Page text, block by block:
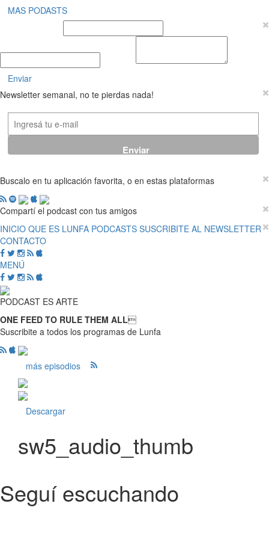
MAS PODASTS
Enviar
Newsletter semanal, no te pierdas nada!
Buscalo en tu aplicación favorita, o en estas plataformas
Compartí el podcast con tus amigos
INICIO QUE ES LUNFA PODCASTS SUSCRIBITE AL NEWSLETTER
CONTACTO
MENÚ
PODCAST ES ARTE
ONE FEED TO RULE THEM ALL
Suscribite a todos los programas de Lunfa
más episodios
Descargar
sw5_audio_thumb
Seguí escuchando